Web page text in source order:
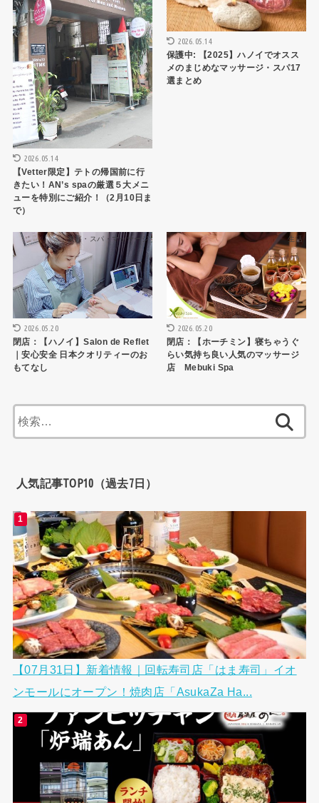
2026.05.14
【Vetter限定】テトの帰国前に行
きたい！AN’s spaの厳選５大メニ
ューを特別にご紹介！（2月10日ま
で）
2026.05.14
保護中: 【2025】ハノイでオスス
メのまじめなマッサージ・スパ17
選まとめ
美容・スパ・マッサージ
2026.05.20
閉店：【ハノイ】Salon de Reflet
｜安心安全 日本クオリティーのお
もてなし
生活
2026.05.20
閉店：【ホーチミン】寝ちゃうぐ
らい気持ち良い人気のマッサージ
店 Mebuki Spa
索:
人気記事TOP10（過去7日）
【07月31日】新着情報｜回転寿司店「はま寿司」イオ
ンモールにオープン！焼肉店「AsukaZa Ha...